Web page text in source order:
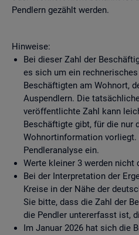
Pendlern gezählt werden.
Hinweise:
Bei dieser Zahl der
es sich um ein
Beschäftigten am Wohnort,
Auspendlern. Die
veröffentlichte Zahl kann
Beschäftigte gibt, für die nur
Wohnortinformation
Pendleranalyse ein.
Werte kleiner 3 werden nicht
Bei der Interpretation der
Kreise in der Nähe der
Sie bitte, dass die Zahl der
die Pendler untererfasst ist,
Im Januar 2026 hat sich die